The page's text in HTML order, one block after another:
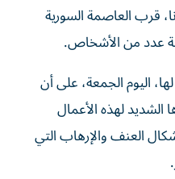
قرب العاصمة السورية
عدد من الأشخاص.
اليوم الجمعة، على أن
الشديد لهذه الأعمال
العنف والإرهاب التي